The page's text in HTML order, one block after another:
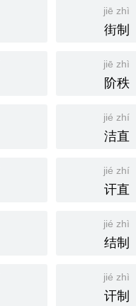
jiē zhì
街制
jiē zhì
阶秩
jié zhí
洁直
jié zhí
讦直
jié zhì
结制
jié zhì
讦制